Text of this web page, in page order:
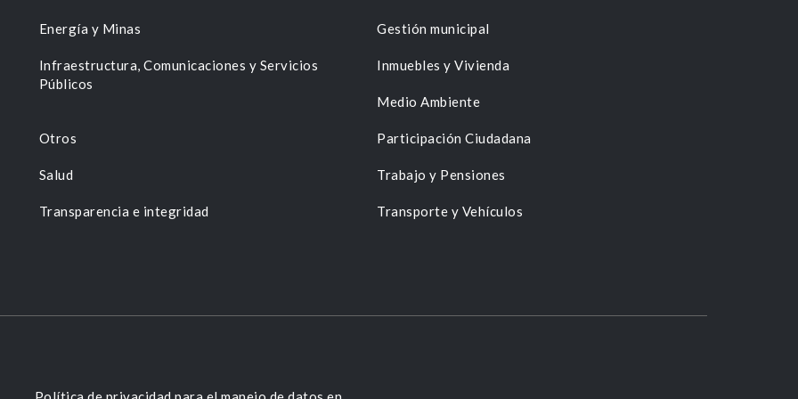
Energía y Minas Gestión municipal
Infraestructura, Comunicaciones y Servicios
Públicos
Inmuebles y Vivienda
Medio Ambiente
Otros Participación Ciudadana
Salud Trabajo y Pensiones
Transparencia e integridad Transporte y Vehículos